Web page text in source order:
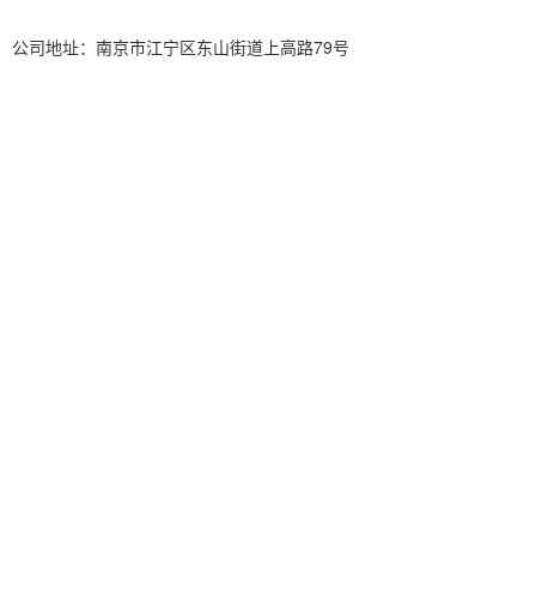
公司地址：南京市江宁区东山街道上高路79号